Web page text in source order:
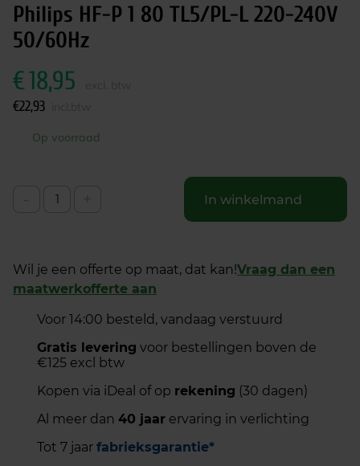
Philips HF-P 1 80 TL5/PL-L 220-240V
50/60Hz
€18,95
€22,93
Op voorraad
In winkelmand
Wil je een offerte op maat, dat kan!Vraag dan een
maatwerkofferte aan
Voor 14:00 besteld, vandaag verstuurd
Gratis levering voor bestellingen boven de
€125 excl btw
Kopen via iDeal of op rekening (30 dagen)
Al meer dan 40 jaar ervaring in verlichting
Tot 7 jaar fabrieksgarantie*